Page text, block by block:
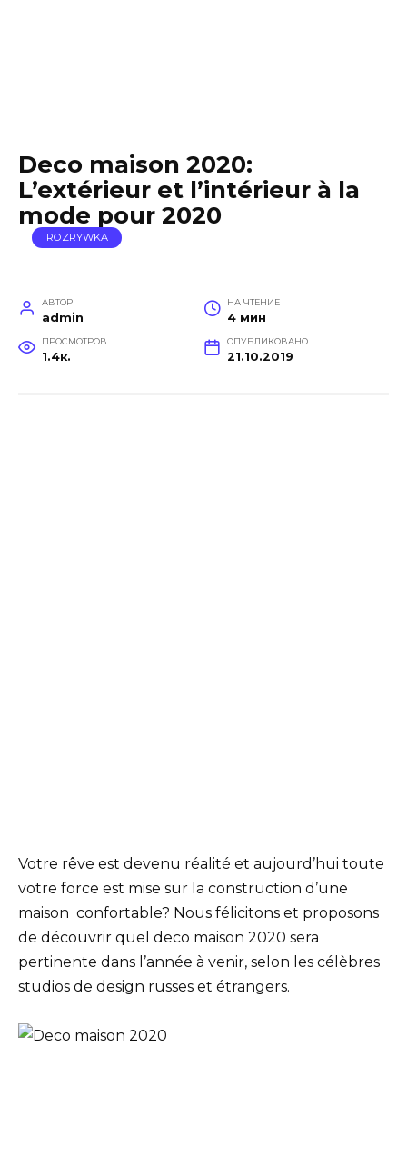
Deco maison 2020:
L’extérieur et l’intérieur à la
mode pour 2020
ROZRYWKA
АВТОР
admin
НА ЧТЕНИЕ
4 мин
ПРОСМОТРОВ
1.4к.
ОПУБЛИКОВАНО
21.10.2019
Votre rêve est devenu réalité et aujourd’hui toute
votre force est mise sur la construction d’une
maison confortable? Nous félicitons et proposons
de découvrir quel deco maison 2020 sera
pertinente dans l’année à venir, selon les célèbres
studios de design russes et étrangers.